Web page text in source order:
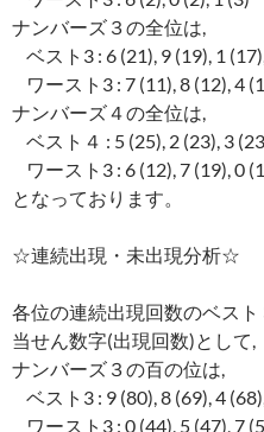
ナンバーズ３の全位は,
ベスト3 : 6 (21), 9 (19), 1
ワースト3 : 7 (11), 8 (12), 4
ナンバーズ４の全位は,
ベスト４ : 5 (25), 2 (23), 3
ワースト3 : 6 (12), 7 (19), 0
となっております。
☆連続出現・未出現分析☆
各位の連続出現回数のベス
当せん数字(出現回数)として,
ナンバーズ３の百の位は,
ベスト3 : 9 (80), 8 (69), 4
ワースト3 : 0 (44), 5 (47), 7